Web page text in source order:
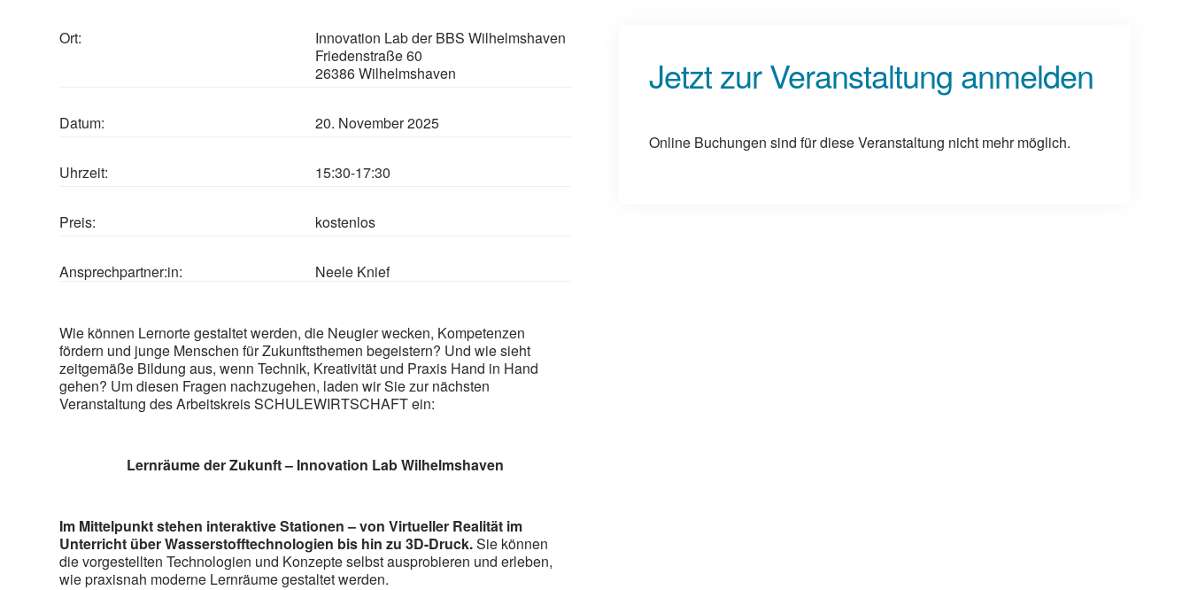
Ort:
Innovation Lab der BBS Wilhelmshaven
Friedenstraße 60
26386 Wilhelmshaven
Datum: 20. November 2025
Uhrzeit: 15:30-17:30
Preis: kostenlos
Ansprechpartner:in: Neele Knief
Wie können Lernorte gestaltet werden, die Neugier wecken, Kompetenzen
fördern und junge Menschen für Zukunftsthemen begeistern? Und wie sieht
zeitgemäße Bildung aus, wenn Technik, Kreativität und Praxis Hand in Hand
gehen? Um diesen Fragen nachzugehen, laden wir Sie zur nächsten
Veranstaltung des Arbeitskreis SCHULEWIRTSCHAFT ein:
Lernräume der Zukunft – Innovation Lab Wilhelmshaven
Im Mittelpunkt stehen interaktive Stationen – von Virtueller Realität im
Unterricht über Wasserstofftechnologien bis hin zu 3D-Druck.Sie können
die vorgestellten Technologien und Konzepte selbst ausprobieren und erleben,
wie praxisnah moderne Lernräume gestaltet werden.
Jetzt zur Veranstaltung anmelden
Online Buchungen sind für diese Veranstaltung nicht mehr möglich.